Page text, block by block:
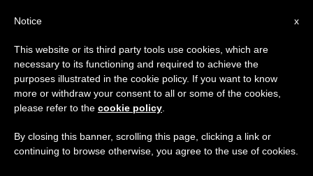
MES
Abril, 2005
ÚLTIMAS NOTICIAS
×
Aviso importante
Del 27 de julio al 7 de agosto haremos la pausa
anual, aprovechando que en el periodo de verano
se generan menos informaciones y también el
x
Notice
This website or its third party tools use cookies, which are
necessary to its functioning and required to achieve the
purposes illustrated in the cookie policy. If you want to know
more or withdraw your consent to all or some of the cookies,
please refer to the cookie policy
By closing this banner, scrolling this page, clicking a link or
continuing to browse otherwise, you agree to the use of cookies.